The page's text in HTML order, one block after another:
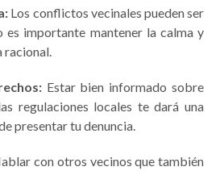
Los conflictos vecinales pueden ser
es importante mantener la calma y
racional.
Estar bien informado sobre
regulaciones locales te dará una
presentar tu denuncia.
con otros vecinos que también